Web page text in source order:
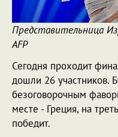
Представительница
AFP
Сегодня проходит
дошли 26 участников.
безоговорочным
месте - Греция, на
победит.